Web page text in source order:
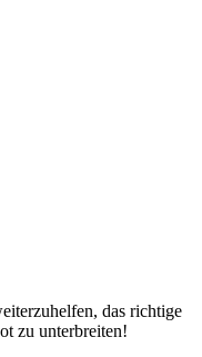
das richtige
zu unterbreiten!